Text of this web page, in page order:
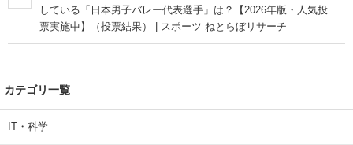
している「日本男子バレー代表選手」は？【2026年版・人気投
票実施中】（投票結果） | スポーツ ねとらぼリサーチ
カテゴリ一覧
IT・科学